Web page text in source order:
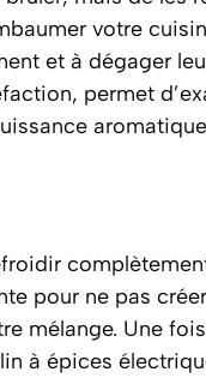
votre
et à dégager
, permet
pour ne pas
mélange. Une
à épices